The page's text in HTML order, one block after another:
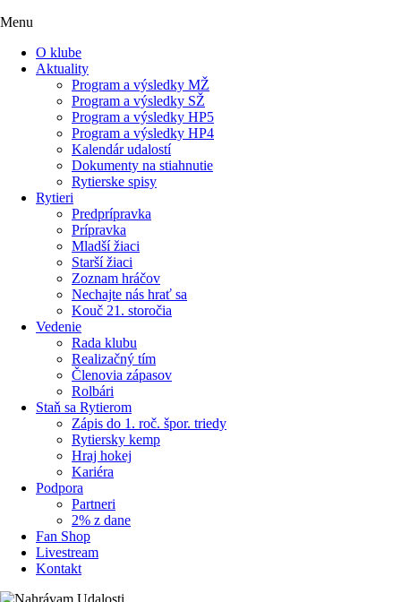
Menu
O klube
Aktuality
Program a výsledky MŽ
Program a výsledky SŽ
Program a výsledky HP5
Program a výsledky HP4
Kalendár udalostí
Dokumenty na stiahnutie
Rytierske spisy
Rytieri
Predprípravka
Prípravka
Mladší žiaci
Starší žiaci
Zoznam hráčov
Nechajte nás hrať sa
Kouč 21. storočia
Vedenie
Rada klubu
Realizačný tím
Členovia zápasov
Rolbári
Staň sa Rytierom
Zápis do 1. roč. špor. triedy
Rytiersky kemp
Hraj hokej
Kariéra
Podpora
Partneri
2% z dane
Fan Shop
Livestream
Kontakt